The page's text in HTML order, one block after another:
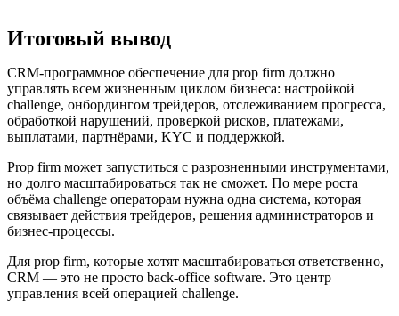
Итоговый вывод
CRM-программное обеспечение для prop firm должно
управлять всем жизненным циклом бизнеса: настройкой
challenge, онбордингом трейдеров, отслеживанием прогресса,
обработкой нарушений, проверкой рисков, платежами,
выплатами, партнёрами, KYC и поддержкой.
Prop firm может запуститься с разрозненными инструментами,
но долго масштабироваться так не сможет. По мере роста
объёма challenge операторам нужна одна система, которая
связывает действия трейдеров, решения администраторов и
бизнес-процессы.
Для prop firm, которые хотят масштабироваться ответственно,
CRM — это не просто back-office software. Это центр
управления всей операцией challenge.